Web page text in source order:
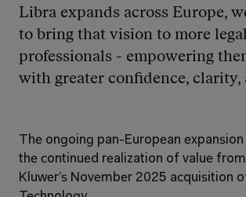
Libra expands across Europe,
to bring that vision to more legal
professionals - empowering
with greater confidence, clarity,
The ongoing pan-European
the continued realization of value
Kluwer’s November 2025 acquisition